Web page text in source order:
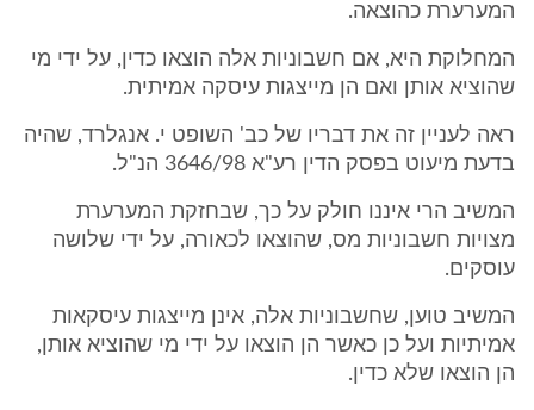
המערערת כהוצאה.
המחלוקת היא, אם חשבוניות אלה הוצאו כדין, על ידי מי
שהוציא אותן ואם הן מייצגות עיסקה אמיתית.
ראה לעניין זה את דבריו של כב' השופט י. אנגלרד, שהיה
בדעת מיעוט בפסק הדין רע"א 3646/98 הנ"ל.
המשיב הרי איננו חולק על כך, שבחזקת המערערת
מצויות חשבוניות מס, שהוצאו לכאורה, על ידי שלושה
עוסקים.
המשיב טוען, שחשבוניות אלה, אינן מייצגות עיסקאות
אמיתיות ועל כן כאשר הן הוצאו על ידי מי שהוציא אותן,
הן הוצאו שלא כדין.